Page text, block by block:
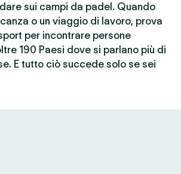
sui campi da padel. Quando
o un viaggio di lavoro, prova
per incontrare persone
190 Paesi dove si parlano più di
E tutto ciò succede solo se sei